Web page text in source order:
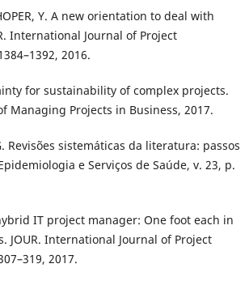
Y. A new orientation to deal with
International Journal of Project
2016.
for sustainability of complex projects.
Managing Projects in Business, 2017.
Revisões sistemáticas da literatura: passos
e Serviços de Saúde, v. 23, p.
IT project manager: One foot each in
JOUR. International Journal of Project
2017.